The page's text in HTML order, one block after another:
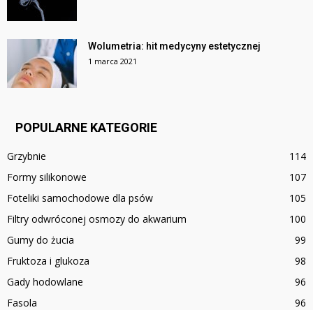
Wolumetria: hit medycyny estetycznej
1 marca 2021
POPULARNE KATEGORIE
Grzybnie
114
Formy silikonowe
107
Foteliki samochodowe dla psów
105
Filtry odwróconej osmozy do akwarium
100
Gumy do żucia
99
Fruktoza i glukoza
98
Gady hodowlane
96
Fasola
96